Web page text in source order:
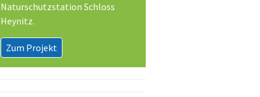
Naturschutzstation Schloss
Heynitz.
Zum Projekt